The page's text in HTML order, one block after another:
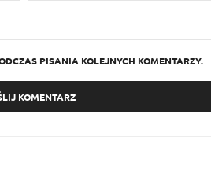
PISANIA KOLEJNYCH KOMENTARZY.